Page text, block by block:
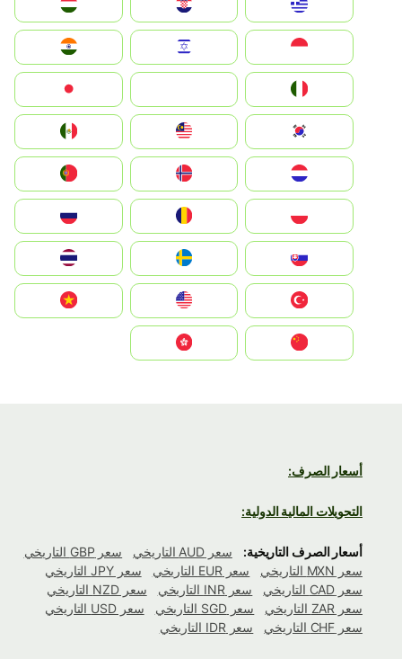
Hrvatska
Magyarország
Indonesia
South Korea
Nederland
Portugal
România
Slovensko
United States
Vietnam
أسعار الصرف:
التحويلات المالية الدولية:
أسعار الصرف التاريخية: سعر AUD التاريخي
سعر GBP التاريخي
سعر MXN التاريخي
سعر EUR التاريخي
سعر JPY التاريخي
سعر CAD التاريخي
سعر INR التاريخي
سعر NZD التاريخي
سعر ZAR التاريخي
سعر SGD التاريخي
سعر USD التاريخي
سعر CHF التاريخي
سعر IDR التاريخي